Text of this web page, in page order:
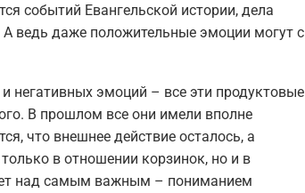
событий Евангельской истории, дела
А ведь даже положительные эмоции могут с
негативных эмоций – все эти продуктовые
В прошлом все они имели вполне
что внешнее действие осталось, а
в отношении корзинок, но и в
над самым важным – пониманием